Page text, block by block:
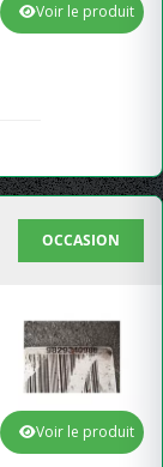
Voir le produit
OCCASION
Voir le produit